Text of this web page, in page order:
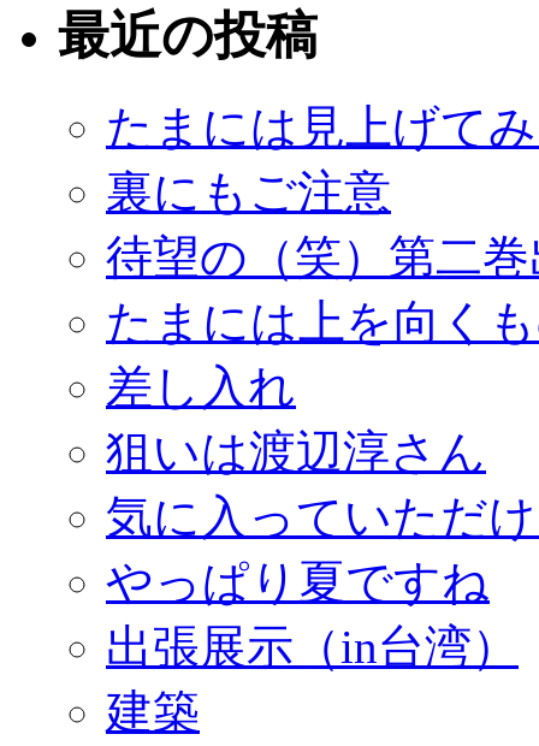
最近の投稿
たまには見上げて
裏にもご注意
待望の（笑）第二
たまには上を向く
差し入れ
狙いは渡辺淳さん
気に入っていただ
やっぱり夏ですね
出張展示（in台湾）
建築